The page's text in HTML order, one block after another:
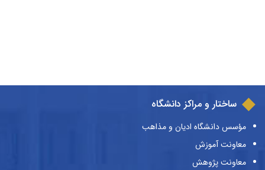
ساختار و مراکز دانشگاه
مؤسس دانشگاه ادیان و مذاهب
معاونت آموزش
معاونت پژوهش